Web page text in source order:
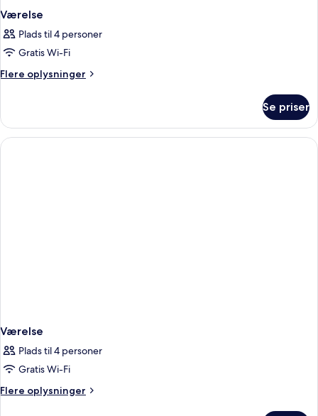
Værelse
Plads til 4 personer
Gratis Wi-Fi
Flere oplysninger
Flere
Se priser
Værelse
Plads til 4 personer
Gratis Wi-Fi
Flere oplysninger
Flere